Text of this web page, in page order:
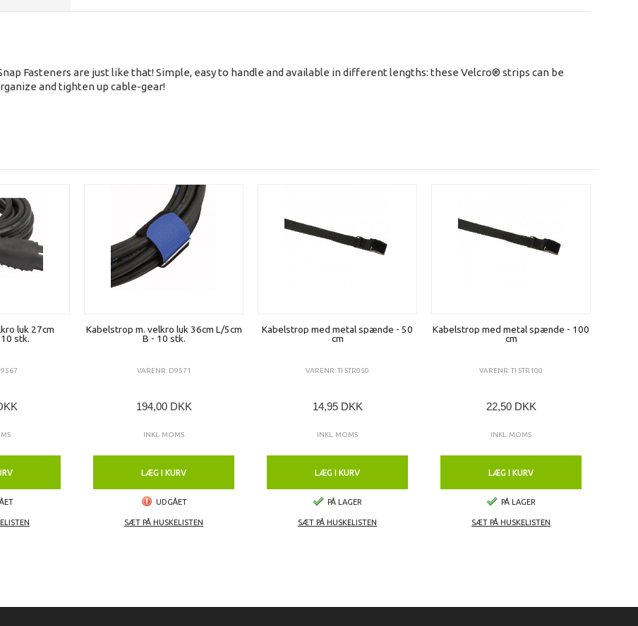
Fasteners are just like that! Simple, easy to handle and available in different lengths: these Velcro® strips can be
and tighten up cable-gear!
luk 27cm
stk.
Kabelstrop m. velkro luk 36cm L/5cm
B - 10 stk.
VARENR: D9571
194,00 DKK
INKL. MOMS
LÆG I KURV
UDGÅET
SÆT PÅ HUSKELISTEN
Kabelstrop med metal spænde - 50
cm
VARENR: TI STR050
14,95 DKK
INKL. MOMS
LÆG I KURV
PÅ LAGER
SÆT PÅ HUSKELISTEN
Kabelstrop med metal spænde - 100
cm
VARENR: TI STR100
22,50 DKK
INKL. MOMS
LÆG I KURV
PÅ LAGER
SÆT PÅ HUSKELISTEN